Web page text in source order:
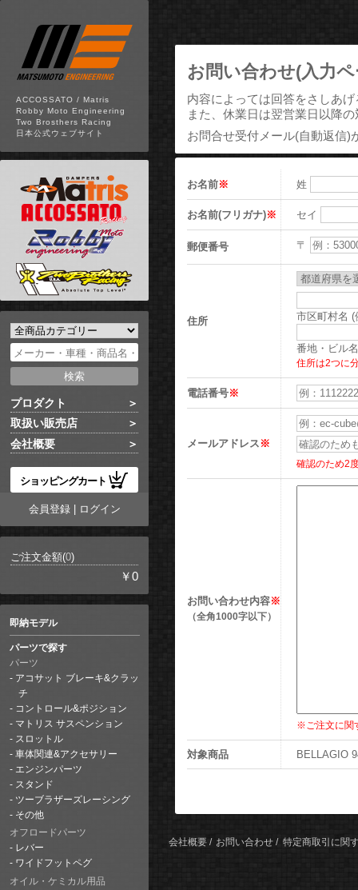
ACCOSSATO / Matris
Robby Moto Engineering
Two Brosthers Racing
日本公式ウェブサイト
プロダクト
取扱い販売店
会社概要
ショッピングカート
会員登録| ログイン
ご注文金額(0)
￥0
即納モデル
パーツで探す
パーツ
アコサット ブレーキ&クラッ
チ
コントロール&ポジション
マトリス サスペンション
スロットル
車体関連&アクセサリー
エンジンパーツ
スタンド
ツーブラザーズレーシング
その他
オフロードパーツ
レバー
ワイドフットペグ
オイル・ケミカル用品
お問い合わせ(入力
内容によっては回答をさしあ
また、休業日は翌営業日以降
お問合せ受付メール(自動返信)
お名前※ 姓
お名前(フリガナ)※ セイ
郵便番号 〒
住所 市区町村名 (
番地・ビル
住所は2つに
電話番号※
メールアドレス ※
確認のため2
お問い合わせ内容※
（全角1000字以下）
※ご注文に関
対象商品 BELLAGIO
会社概要 お問い合わせ 特定商取引に関